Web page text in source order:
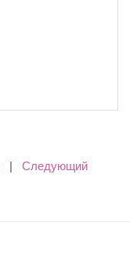
| Следующий